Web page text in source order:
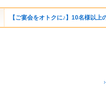
【ご宴会をオトクに♪】10名様以